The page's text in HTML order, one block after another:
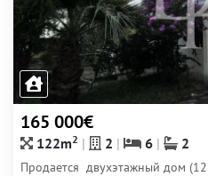
165 000€
122m2 2 6 2
Продается двухэтажный дом